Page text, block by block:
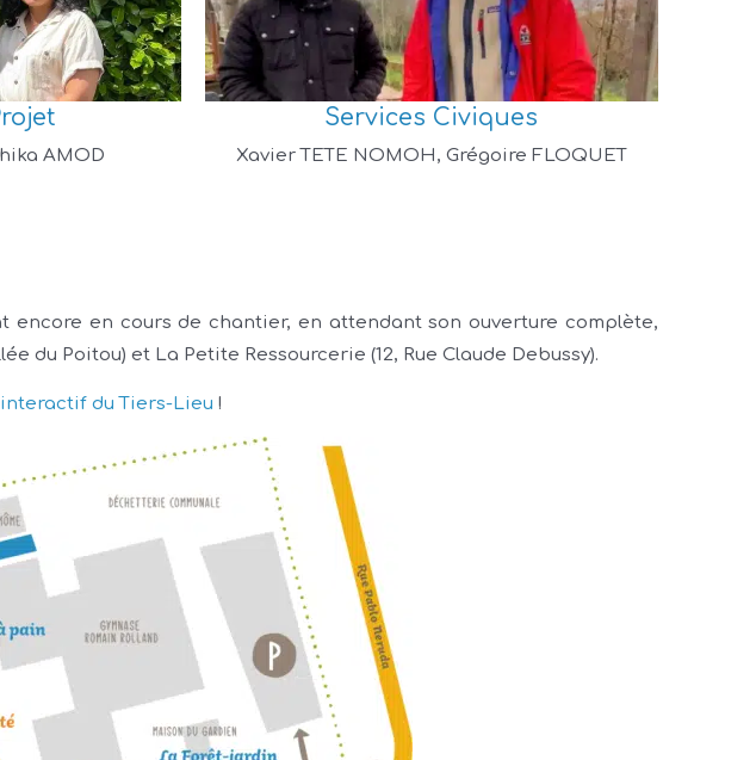
AMOD
Services Civiques
Xavier TETE NOMOH, Grégoire FLOQUET
encore en cours de chantier, en attendant son ouverture complète,
du Poitou) et La Petite Ressourcerie (12, Rue Claude Debussy).
du Tiers-Lieu !